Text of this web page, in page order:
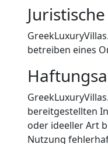
betreiben eines
bereitgestellten
oder ideeller Art
Nutzung